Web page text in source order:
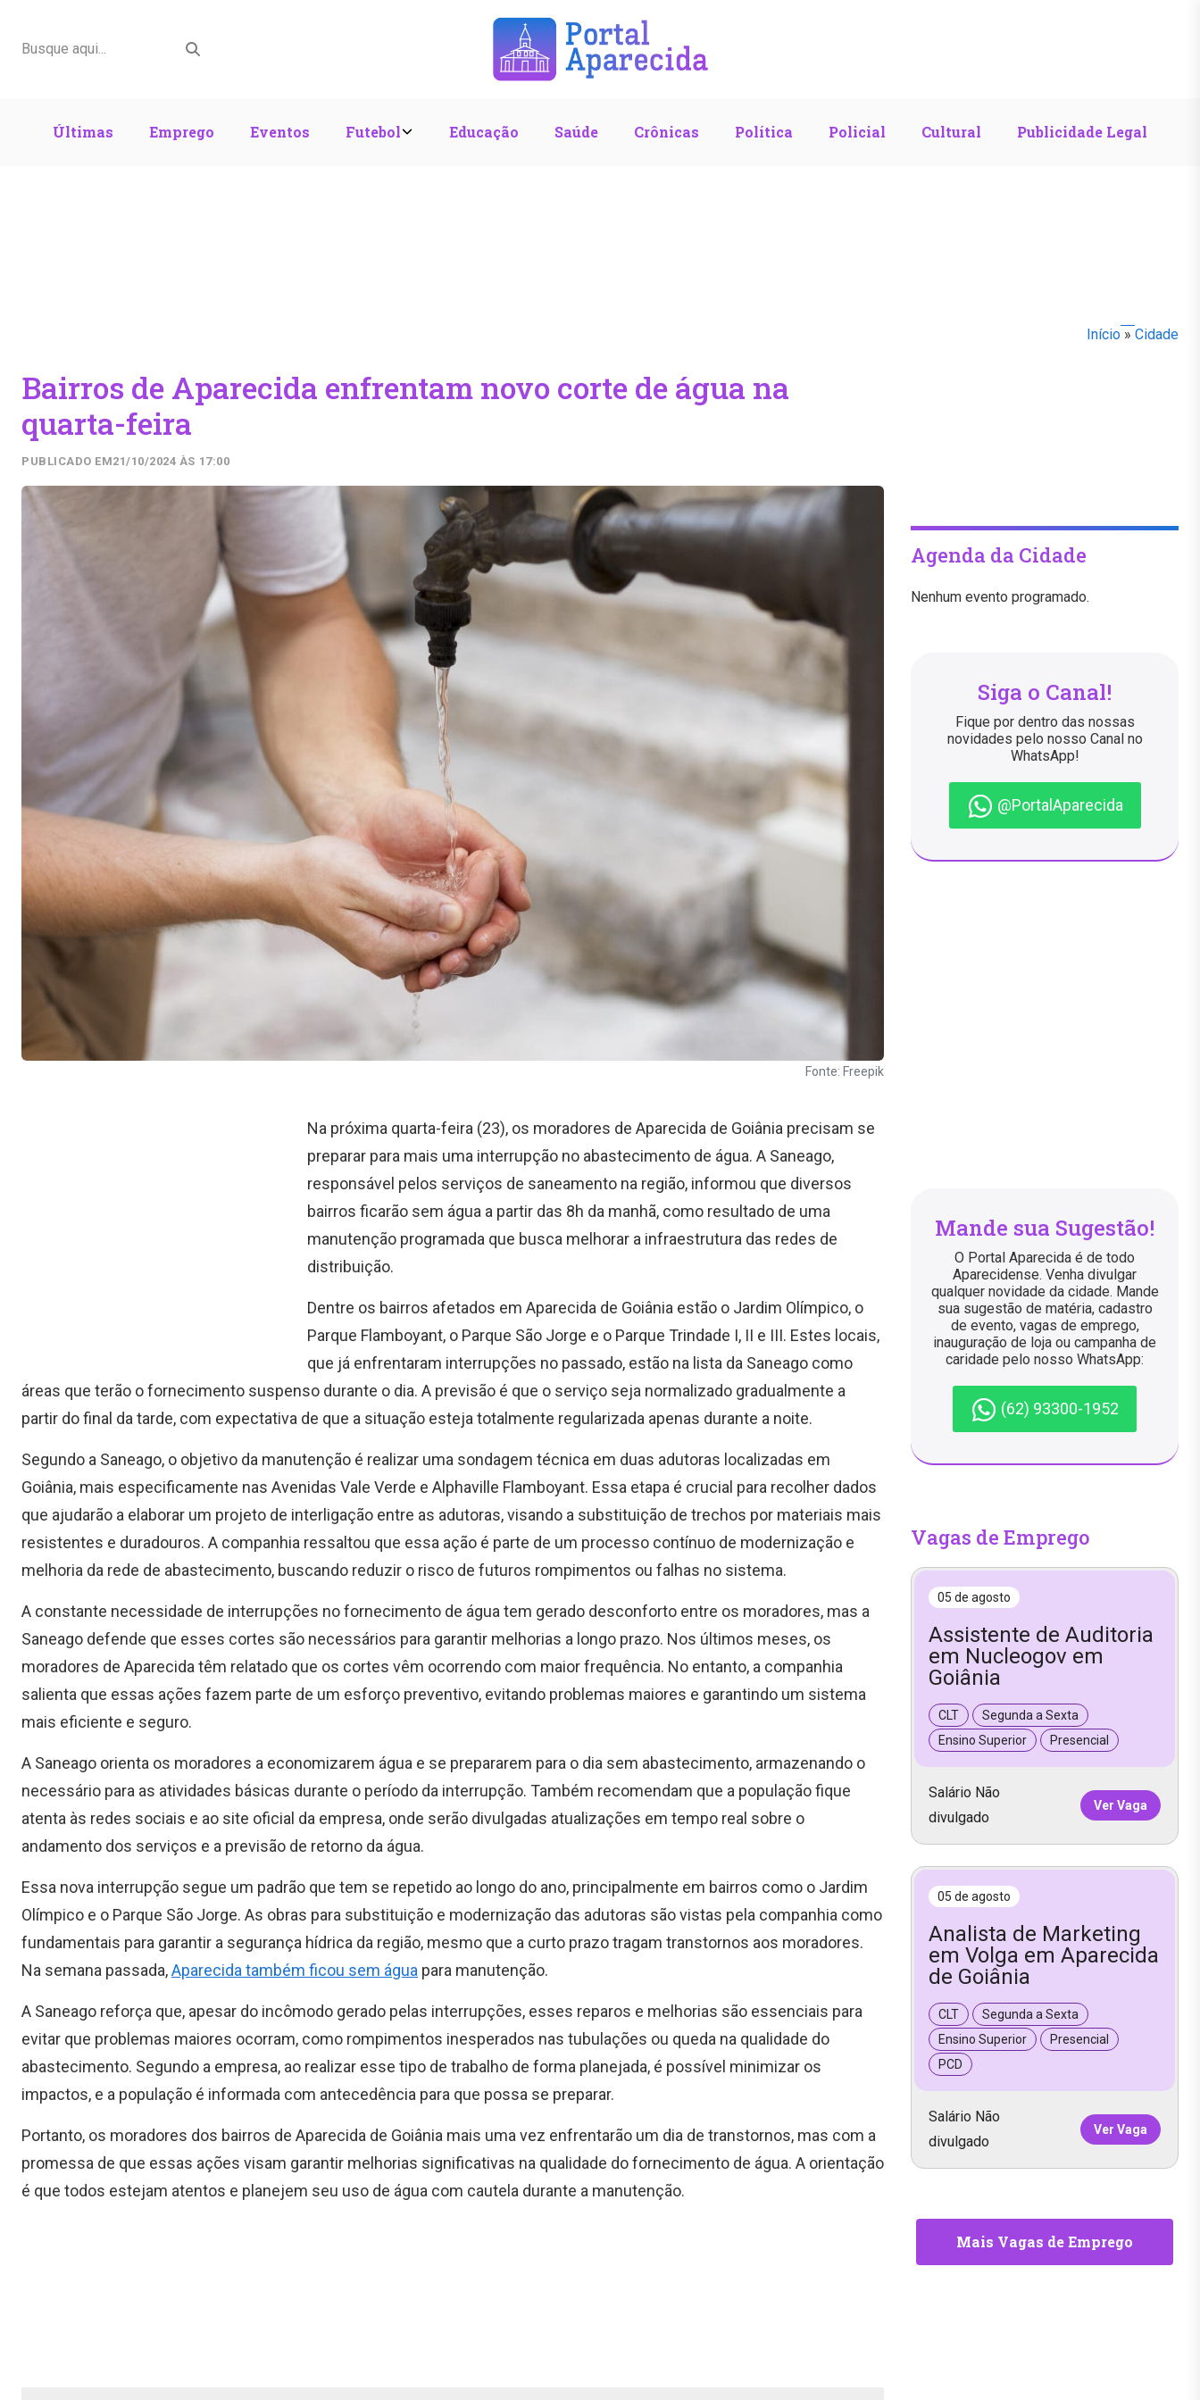
Últimas Emprego Eventos Futebol Educação Saúde Crônicas Política Policial Cultural Publicidade Legal
Início » Cidade
Bairros de Aparecida enfrentam novo corte de água na
quarta-feira
PUBLICADO EM21/10/2024 ÀS 17:00
Fonte: Freepik
Na próxima quarta-feira (23), os moradores de Aparecida de Goiânia precisam se
preparar para mais uma interrupção no abastecimento de água. A Saneago,
responsável pelos serviços de saneamento na região, informou que diversos
bairros ficarão sem água a partir das 8h da manhã, como resultado de uma
manutenção programada que busca melhorar a infraestrutura das redes de
distribuição.
Dentre os bairros afetados em Aparecida de Goiânia estão o Jardim Olímpico, o
Parque Flamboyant, o Parque São Jorge e o Parque Trindade I, II e III. Estes locais,
que já enfrentaram interrupções no passado, estão na lista da Saneago como
áreas que terão o fornecimento suspenso durante o dia. A previsão é que o serviço seja normalizado gradualmente a
partir do final da tarde, com expectativa de que a situação esteja totalmente regularizada apenas durante a noite.
Segundo a Saneago, o objetivo da manutenção é realizar uma sondagem técnica em duas adutoras localizadas em
Goiânia, mais especificamente nas Avenidas Vale Verde e Alphaville Flamboyant. Essa etapa é crucial para recolher dados
que ajudarão a elaborar um projeto de interligação entre as adutoras, visando a substituição de trechos por materiais mais
resistentes e duradouros. A companhia ressaltou que essa ação é parte de um processo contínuo de modernização e
melhoria da rede de abastecimento, buscando reduzir o risco de futuros rompimentos ou falhas no sistema.
A constante necessidade de interrupções no fornecimento de água tem gerado desconforto entre os moradores, mas a
Saneago defende que esses cortes são necessários para garantir melhorias a longo prazo. Nos últimos meses, os
moradores de Aparecida têm relatado que os cortes vêm ocorrendo com maior frequência. No entanto, a companhia
salienta que essas ações fazem parte de um esforço preventivo, evitando problemas maiores e garantindo um sistema
mais eficiente e seguro.
A Saneago orienta os moradores a economizarem água e se prepararem para o dia sem abastecimento, armazenando o
necessário para as atividades básicas durante o período da interrupção. Também recomendam que a população fique
atenta às redes sociais e ao site oficial da empresa, onde serão divulgadas atualizações em tempo real sobre o
andamento dos serviços e a previsão de retorno da água.
Essa nova interrupção segue um padrão que tem se repetido ao longo do ano, principalmente em bairros como o Jardim
Olímpico e o Parque São Jorge. As obras para substituição e modernização das adutoras são vistas pela companhia como
fundamentais para garantir a segurança hídrica da região, mesmo que a curto prazo tragam transtornos aos moradores.
Na semana passada,Aparecida também ficou sem água para manutenção.
A Saneago reforça que, apesar do incômodo gerado pelas interrupções, esses reparos e melhorias são essenciais para
evitar que problemas maiores ocorram, como rompimentos inesperados nas tubulações ou queda na qualidade do
abastecimento. Segundo a empresa, ao realizar esse tipo de trabalho de forma planejada, é possível minimizar os
impactos, e a população é informada com antecedência para que possa se preparar.
Portanto, os moradores dos bairros de Aparecida de Goiânia mais uma vez enfrentarão um dia de transtornos, mas com a
promessa de que essas ações visam garantir melhorias significativas na qualidade do fornecimento de água. A orientação
é que todos estejam atentos e planejem seu uso de água com cautela durante a manutenção.
Agenda da Cidade
Nenhum evento programado.
Siga o Canal!
Fique por dentro das nossas
novidades pelo nosso Canal no
WhatsApp!
@PortalAparecida
Mande sua Sugestão!
O Portal Aparecida é de todo
Aparecidense. Venha divulgar
qualquer novidade da cidade. Mande
sua sugestão de matéria, cadastro
de evento, vagas de emprego,
inauguração de loja ou campanha de
caridade pelo nosso WhatsApp:
(62) 93300-1952
Vagas de Emprego
05 de agosto
Assistente de Auditoria
em Nucleogov em
Goiânia
CLT
Segunda a Sexta
Ensino Superior
Presencial
Salário Não
divulgado
Ver Vaga
05 de agosto
Analista de Marketing
em Volga em Aparecida
de Goiânia
CLT
Segunda a Sexta
Ensino Superior
Presencial
PCD
Salário Não
divulgado
Ver Vaga
Mais Vagas de Emprego